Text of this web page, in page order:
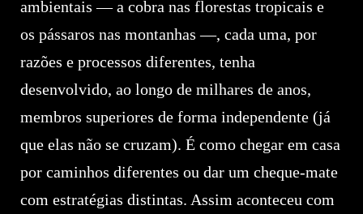
ambientais — a cobra nas florestas tropicais e
os pássaros nas montanhas —, cada uma, por
razões e processos diferentes, tenha
desenvolvido, ao longo de milhares de anos,
membros superiores de forma independente (já
que elas não se cruzam). É como chegar em casa
por caminhos diferentes ou dar um cheque-mate
com estratégias distintas. Assim aconteceu com